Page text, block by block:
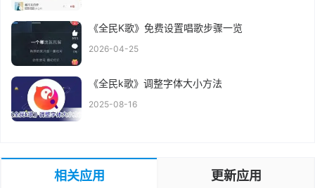
《全民K歌》免费设置唱歌步骤一览
2026-04-25
《全民k歌》调整字体大小方法
2025-08-16
相关应用 更新应用